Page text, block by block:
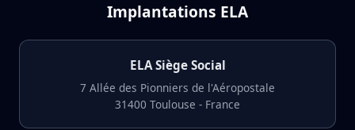
Implantations ELA
ELA Siège Social
7 Allée des Pionniers de l'Aéropostale
31400 Toulouse - France